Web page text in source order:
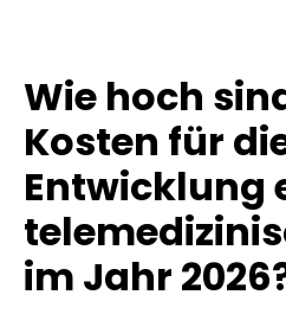
Wie hoch
Kosten für
Entwicklung
im Jahr